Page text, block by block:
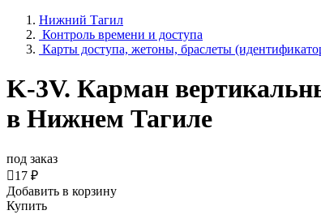
Нижний Тагил
Контроль времени и доступа
Карты доступа, жетоны, браслеты
K-3V. Карман
в Нижнем Тагиле
под заказ
17 ₽
Добавить в корзину
Купить